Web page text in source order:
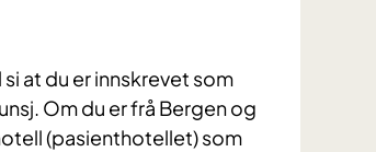
at du er innskrevet som
Om du er frå Bergen og
(pasienthotellet) som